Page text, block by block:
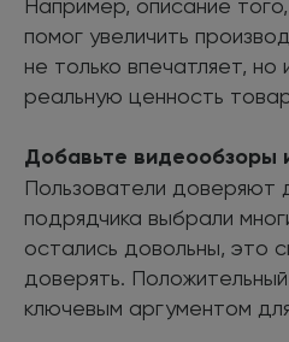
помог увеличить
не только впечатляет,
реальную ценность
Добавьте видеообзоры
Пользователи доверяют
подрядчика выбрали
остались довольны, это
доверять.
ключевым аргументом